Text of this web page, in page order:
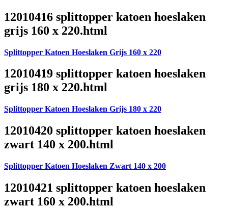
12010416 splittopper katoen hoeslaken
grijs 160 x 220.html
Splittopper Katoen Hoeslaken Grijs 160 x 220
12010419 splittopper katoen hoeslaken
grijs 180 x 220.html
Splittopper Katoen Hoeslaken Grijs 180 x 220
12010420 splittopper katoen hoeslaken
zwart 140 x 200.html
Splittopper Katoen Hoeslaken Zwart 140 x 200
12010421 splittopper katoen hoeslaken
zwart 160 x 200.html